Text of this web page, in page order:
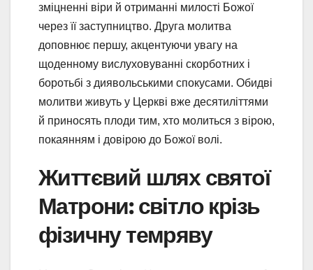
зміцненні віри й отриманні милості Божої
через її заступництво. Друга молитва
доповнює першу, акцентуючи увагу на
щоденному вислуховуванні скорботних і
боротьбі з диявольськими спокусами. Обидві
молитви живуть у Церкві вже десятиліттями
й приносять плоди тим, хто молиться з вірою,
покаянням і довірою до Божої волі.
Життєвий шлях святої
Матрони: світло крізь
фізичну темряву